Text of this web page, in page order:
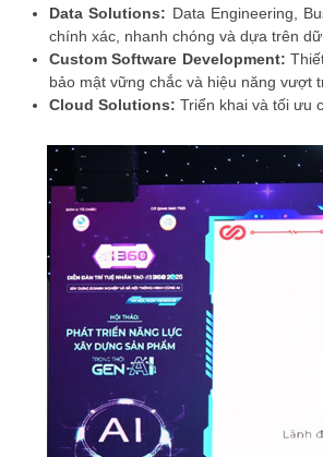
Data Solutions: Data Engineering,
chính xác, nhanh chóng và dựa trên dữ
Custom Software Development:
bảo mật vững chắc và hiệu năng vượt
Cloud Solutions: Triển khai và tối ưu